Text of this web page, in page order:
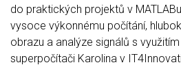
do praktických projektů v
vysoce výkonnému počítání,
obrazu a analýze signálů s
superpočítači Karolina v